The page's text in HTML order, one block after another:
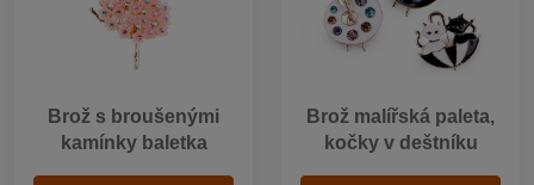
Brož s broušenými
kamínky baletka
Brož malířská paleta,
kočky v deštníku